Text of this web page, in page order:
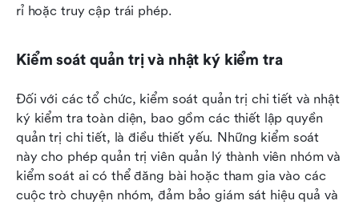
rỉ hoặc truy cập trái phép.
Kiểm soát quản trị và nhật ký kiểm tra
Đối với các tổ chức, kiểm soát quản trị chi tiết và nhật
ký kiểm tra toàn diện, bao gồm các thiết lập quyền
quản trị chi tiết, là điều thiết yếu. Những kiểm soát
này cho phép quản trị viên quản lý thành viên nhóm và
kiểm soát ai có thể đăng bài hoặc tham gia vào các
cuộc trò chuyện nhóm, đảm bảo giám sát hiệu quả và